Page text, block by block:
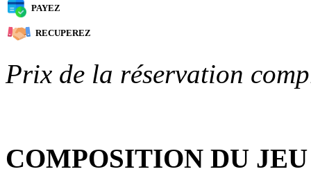
PAYEZ
RECUPEREZ
Prix de la réservation
COMPOSITION DU JEU